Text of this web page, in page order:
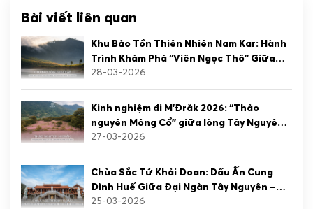
Bài viết liên quan
Khu Bảo Tồn Thiên Nhiên Nam Kar: Hành
Trình Khám Phá “Viên Ngọc Thô” Giữa
Đại Ngàn Tây Nguyên
28-03-2026
Kinh nghiệm đi M’Đrăk 2026: “Thảo
nguyên Mông Cổ” giữa lòng Tây Nguyên
có gì mới?
27-03-2026
Chùa Sắc Tứ Khải Đoan: Dấu Ấn Cung
Đình Huế Giữa Đại Ngàn Tây Nguyên –
Hành Trình Kết Nối Biển & Rừng
25-03-2026